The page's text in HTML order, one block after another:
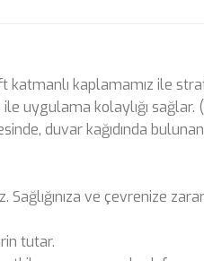
katmanlı kaplamamız ile
uygulama kolaylığı sağlar.
duvar kağıdında
ve çevrenize
tutar.